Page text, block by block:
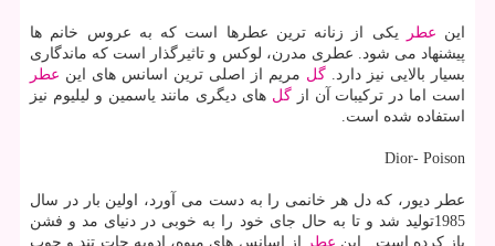
این عطر
یكی از زنانه ترین عطرها است كه به عروس خانم ها
پیشنهاد می شود. عطری مدرن، لوكس و تاثیرگذار است كه ماندگاری
بسیار بالایی نیز دارد. گل مریم از اصلی ترین اسانس های این عطر
است اما در تركیبات آن ازگل های دیگری مانند یاسمین و لیلیوم نیز
استفاده شده است.
Dior- Poison
عطر دیور، كه دل هر خانمی را به دست می آورد، اولین بار در سال
1985تولید شد و تا به حال جای خود را به خوبی در دنیای مد و فشن
باز كرده است. این عطر
از اسانس های میوه، ادویه جات تند و چوب